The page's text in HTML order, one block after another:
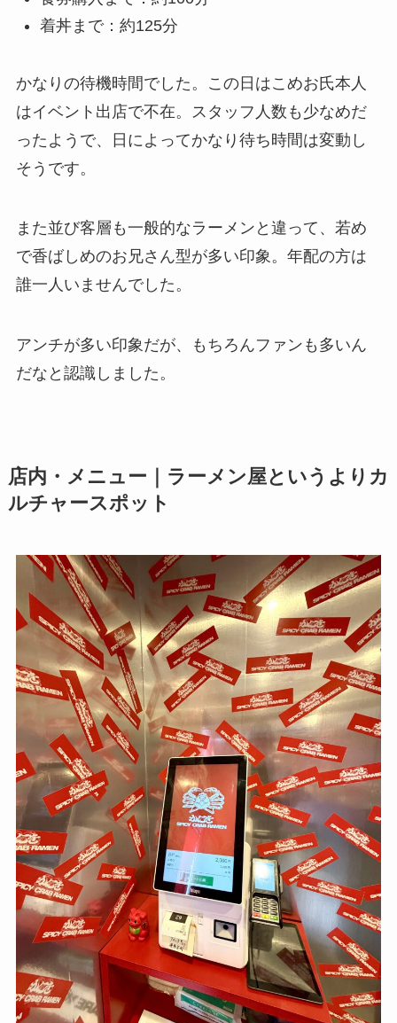
着丼まで：約125分
かなりの待機時間でした。この日はこめお氏本人
はイベント出店で不在。スタッフ人数も少なめだ
ったようで、日によってかなり待ち時間は変動し
そうです。
また並び客層も一般的なラーメンと違って、若め
で香ばしめのお兄さん型が多い印象。年配の方は
誰一人いませんでした。
アンチが多い印象だが、もちろんファンも多いん
だなと認識しました。
店内・メニュー｜ラーメン屋というよりカ
ルチャースポット